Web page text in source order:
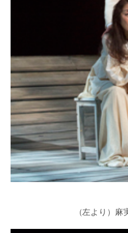
（左より）